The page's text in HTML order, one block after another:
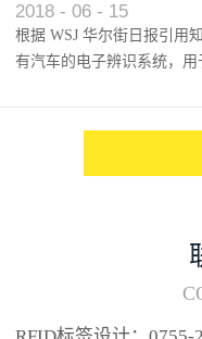
架构辨识系统
2018 - 06 - 15
根据 WSJ 华尔街日报引用
有汽车的电子辨识系统，用